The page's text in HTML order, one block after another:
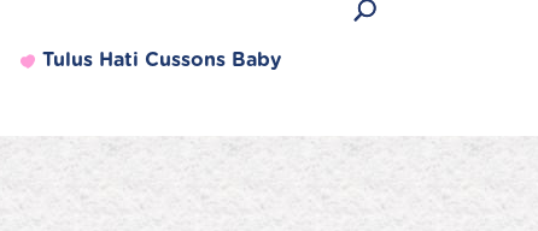
Tulus Hati Cussons Baby